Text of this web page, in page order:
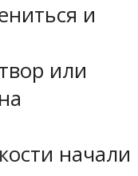
и
или
начали